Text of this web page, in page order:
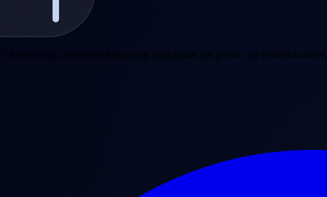
års erfaring innen sterkstrøm og svakstrøm for privat- og bedriftskunder.